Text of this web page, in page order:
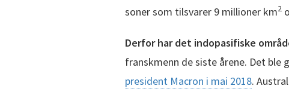
soner som tilsvarer 9 millioner km2
Derfor har det indopasifiske
franskmenn de siste årene. Det ble
president Macron i mai 2018.